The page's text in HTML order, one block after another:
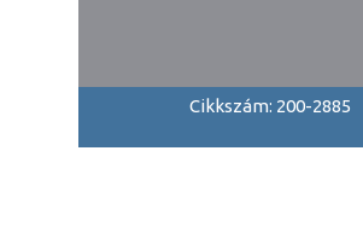
Cikkszám: 200-2885